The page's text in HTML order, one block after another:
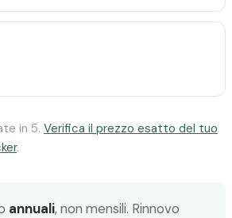
in 5. Verifica il prezzo esatto del tuo
.
annuali, non mensili. Rinnovo